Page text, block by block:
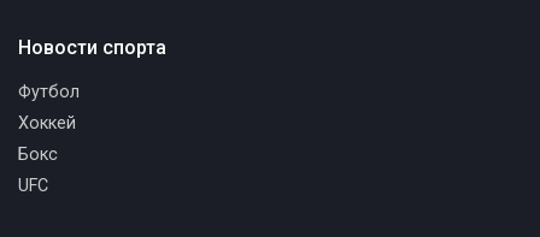
Новости спорта
Футбол
Хоккей
Бокс
UFC